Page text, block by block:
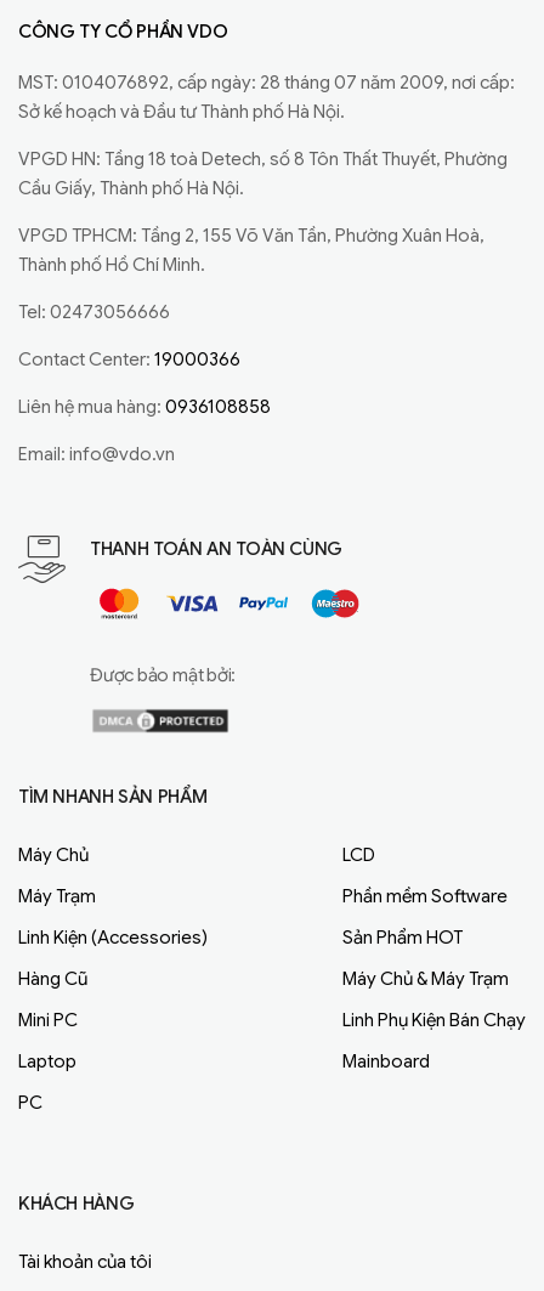
CÔNG TY CỔ PHẦN VDO
MST: 0104076892, cấp ngày: 28 tháng 07 năm 2009, nơi cấp:
Sở kế hoạch và Đầu tư Thành phố Hà Nội.
VPGD HN: Tầng 18 toà Detech, số 8 Tôn Thất Thuyết, Phường
Cầu Giấy, Thành phố Hà Nội.
VPGD TPHCM: Tầng 2, 155 Võ Văn Tần, Phường Xuân Hoà,
Thành phố Hồ Chí Minh.
Tel: 02473056666
Contact Center: 19000366
Liên hệ mua hàng: 0936108858
Email: info@vdo.vn
THANH TOÁN AN TOÀN CÙNG
Được bảo mật bởi:
TÌM NHANH SẢN PHẨM
Máy Chủ
Máy Trạm
Linh Kiện (Accessories)
Hàng Cũ
Mini PC
Laptop
PC
LCD
Phần mềm Software
Sản Phẩm HOT
Máy Chủ & Máy Trạm
Linh Phụ Kiện Bán Chạy
Mainboard
KHÁCH HÀNG
Tài khoản của tôi